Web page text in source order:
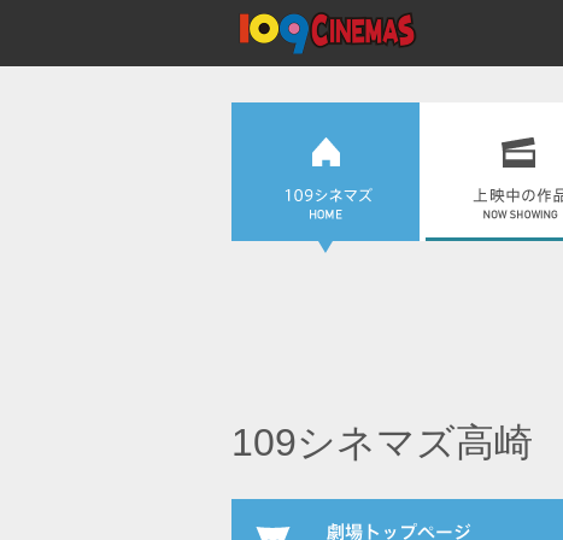
109シネマズ高崎